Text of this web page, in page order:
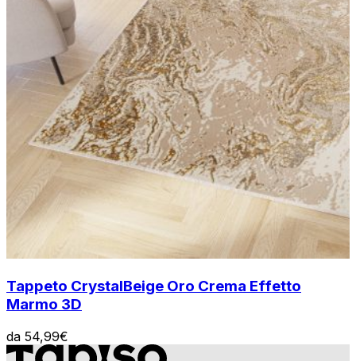
Tappeto CrystalBeige Oro Crema Effetto
Marmo 3D
da 54,99€